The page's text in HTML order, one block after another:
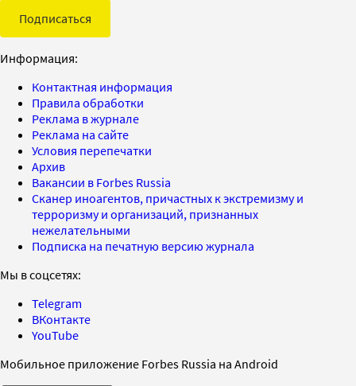
Подписаться
Информация:
Контактная информация
Правила обработки
Реклама в журнале
Реклама на сайте
Условия перепечатки
Архив
Вакансии в Forbes Russia
Сканер иноагентов, причастных к экстремизму и
терроризму и организаций, признанных
нежелательными
Подписка на печатную версию журнала
Мы в соцсетях:
Telegram
ВКонтакте
YouTube
Мобильное приложение Forbes Russia на Android